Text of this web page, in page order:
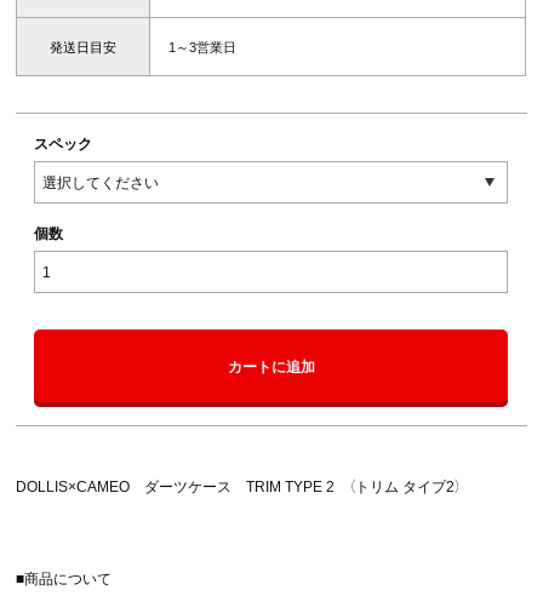
発送日目安 1～3営業日
スペック
個数
カートに追加
DOLLIS×CAMEO ダーツケース TRIM TYPE 2 （トリム タイプ2）
■商品について